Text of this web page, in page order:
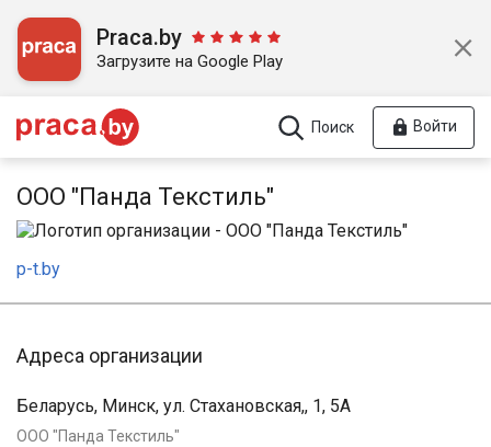
Praca.by
Загрузите на Google Play
Поиск Войти
ООО "Панда Текстиль"
p-t.by
Адреса организации
Беларусь, Минск, ул. Стахановская,, 1, 5А
ООО "Панда Текстиль"